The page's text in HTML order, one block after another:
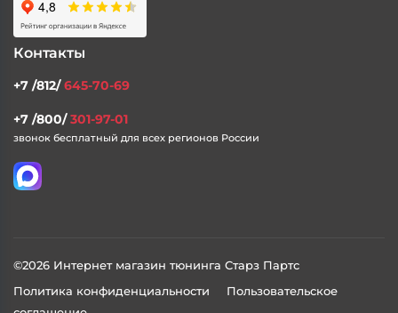
Контакты
+7 /812/645-70-69
+7 /800/301-97-01
звонок бесплатный для всех регионов России
©2026 Интернет магазин тюнинга Старз Партс
Политика конфиденциальности
Пользовательское